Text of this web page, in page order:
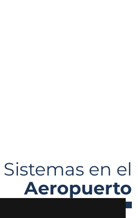
Sistemas en el
Aeropuerto